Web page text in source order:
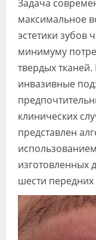
Видео
Форум
Специалисты
Блоги
Лаборатории
Задача
максимальное
эстетики зубов
минимуму
твердых
инвазивные
клинических
представлен
изготовленных
шести